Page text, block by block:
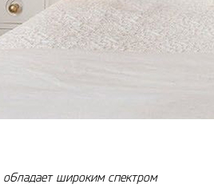
обладает широким спектром